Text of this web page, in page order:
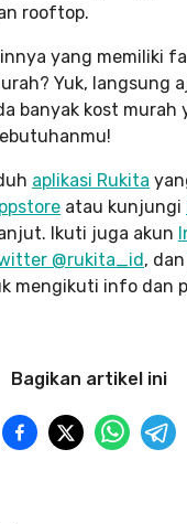
rooftop.
yang memiliki
Yuk, langsung
banyak kost murah
aplikasi Rukita
atau kunjungi
Ikuti juga akun
@rukita_id, dan
mengikuti info dan
Bagikan artikel ini